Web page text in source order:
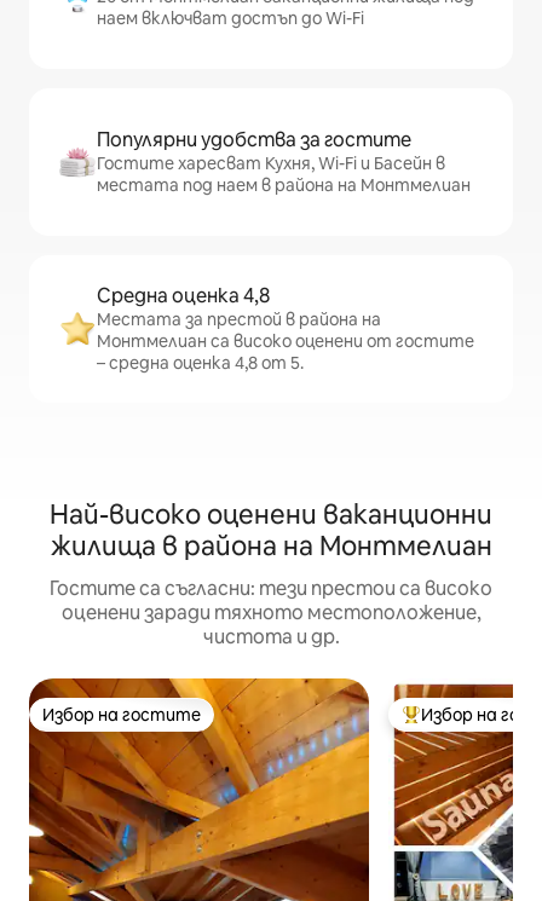
наем включват достъп до Wi-Fi
Популярни удобства за гостите
Гостите харесват Кухня, Wi-Fi и Басейн в
местата под наем в района на Монтмелиан
Средна оценка 4,8
Местата за престой в района на
Монтмелиан са високо оценени от гостите
– средна оценка 4,8 от 5.
Най-високо оценени ваканционни
жилища в района на Монтмелиан
Гостите са съгласни: тези престои са високо
оценени заради тяхното местоположение,
чистота и др.
Избор на гостите
Избор на гостите Най-популярен
Избор на